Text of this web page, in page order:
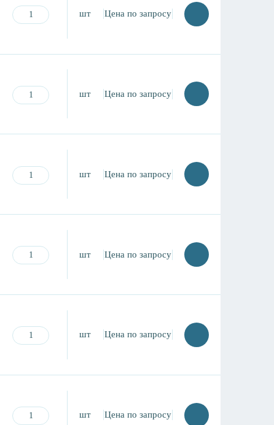
шт Цена по запросу
шт Цена по запросу
шт Цена по запросу
шт Цена по запросу
шт Цена по запросу
шт Цена по запросу